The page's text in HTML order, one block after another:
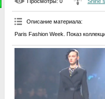
Описание материала:
Paris Fashion Week. Показ